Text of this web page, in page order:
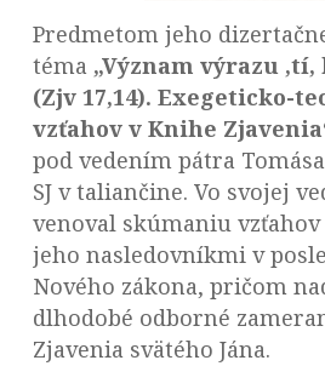
Predmetom jeho
téma „Význam výrazu
(Zjv 17,14). Exegeticko-
vzťahov v Knihe
pod vedením pátra
SJ v taliančine. Vo svojej
venoval skúmaniu
jeho nasledovníkmi v
Nového zákona, pričom
dlhodobé odborné
Zjavenia svätého Jána.